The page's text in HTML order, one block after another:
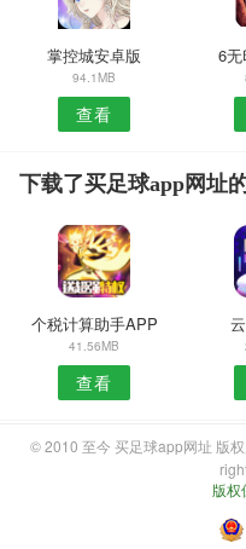
掌控城安卓版
94.1MB
查看
6
下载了买足球app网址
个税计算助手APP
41.56MB
查看
© 2010 至今 买足球app网址 版
版权